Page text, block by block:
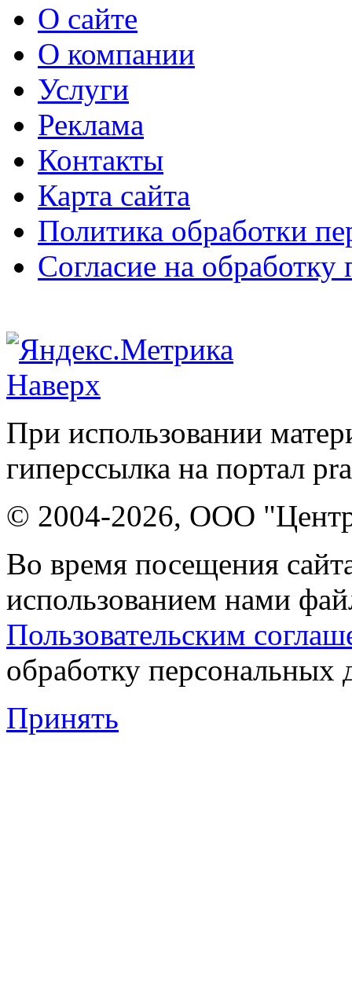
О сайте
О компании
Услуги
Реклама
Контакты
Карта сайта
Политика обработки
Согласие на
Наверх
При использовании
гиперссылка на портал
© 2004-2026, ООО "Центр
Во время посещения
использованием нами
Пользовательским
обработку персональных
Принять